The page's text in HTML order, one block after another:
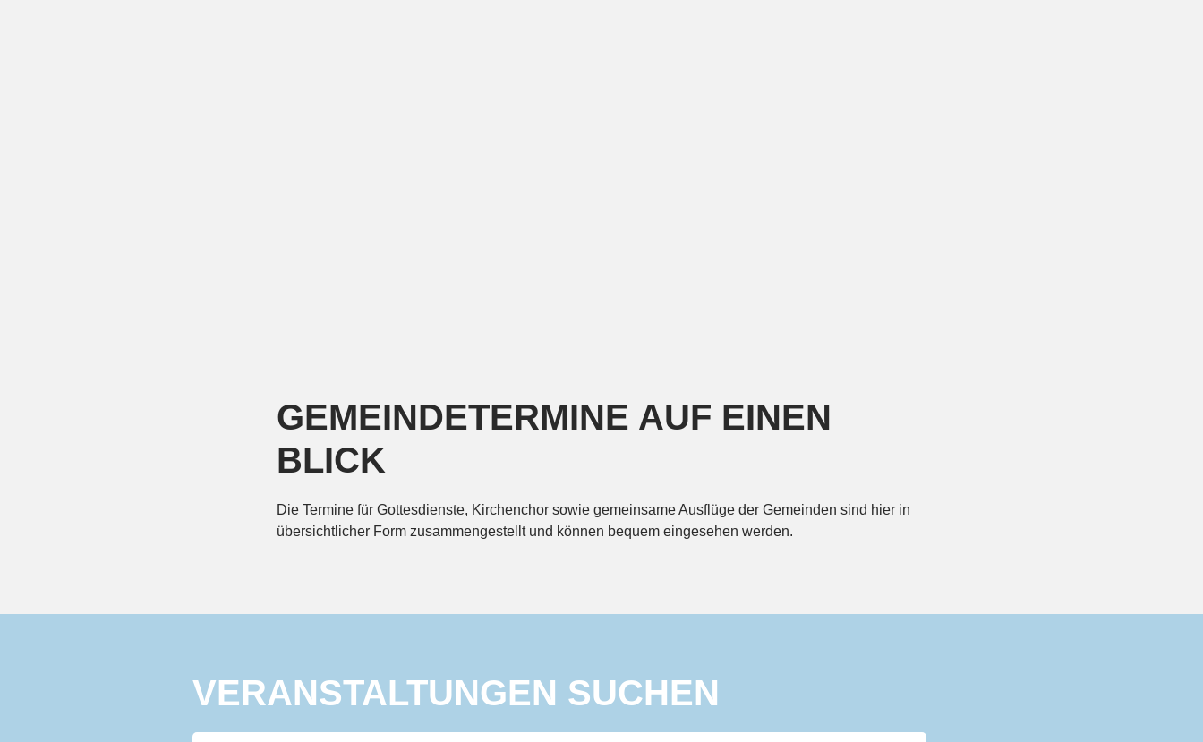
GEMEINDETERMINE AUF EINEN
BLICK
Die Termine für Gottesdienste, Kirchenchor sowie gemeinsame Ausflüge der Gemeinden sind hier in
übersichtlicher Form zusammengestellt und können bequem eingesehen werden.
VERANSTALTUNGEN SUCHEN